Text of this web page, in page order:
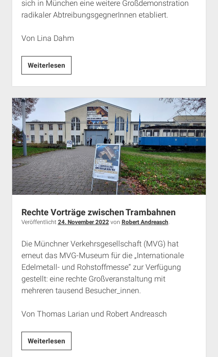
sich in München eine weitere Großdemonstration
radikaler AbtreibungsgegnerInnen etabliert.
Von Lina Dahm
WeiterlesenAntifeministische
Allianzen
–
Recherchen
über
den
„Marsch
fürs
Leben“
in
München
Rechte Vorträge zwischen Trambahnen
Veröffentlicht 24. November 2022von Robert Andreasch.
Die Münchner Verkehrsgesellschaft (MVG) hat
erneut das MVG-Museum für die „Internationale
Edelmetall- und Rohstoffmesse“ zur Verfügung
gestellt: eine rechte Großveranstaltung mit
mehreren tausend Besucher_innen.
Von Thomas Larian und Robert Andreasch
WeiterlesenRechte
Vorträge